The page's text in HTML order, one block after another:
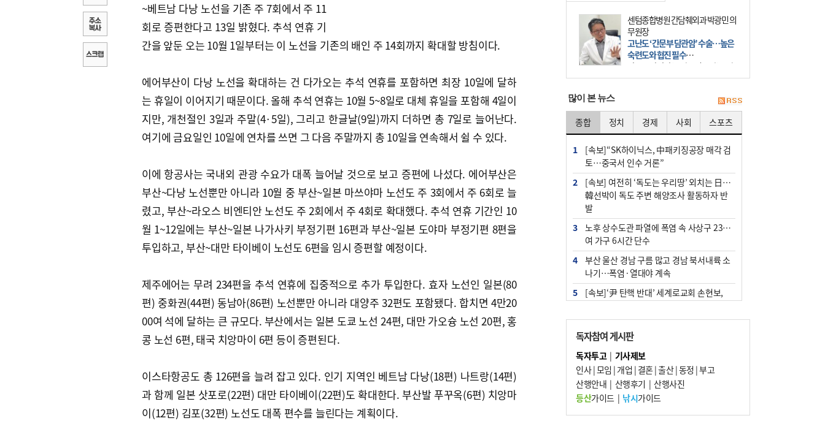
~베트남 다낭 노선을 기존 주 7회에서 주 11
회로 증편한다고 13일 밝혔다. 추석 연휴 기
간을 앞둔 오는 10월 1일부터는 이 노선을 기존의 배인 주 14회까지 확대할 방침이다.
에어부산이 다낭 노선을 확대하는 건 다가오는 추석 연휴를 포함하면 최장 10일에 달하
는 휴일이 이어지기 때문이다. 올해 추석 연휴는 10월 5~8일로 대체 휴일을 포함해 4일이
지만, 개천절인 3일과 주말(4·5일), 그리고 한글날(9일)까지 더하면 총 7일로 늘어난다.
여기에 금요일인 10일에 연차를 쓰면 그 다음 주말까지 총 10일을 연속해서 쉴 수 있다.
이에 항공사는 국내외 관광 수요가 대폭 늘어날 것으로 보고 증편에 나섰다. 에어부산은
부산~다낭 노선뿐만 아니라 10월 중 부산~일본 마쓰야마 노선도 주 3회에서 주 6회로 늘
렸고, 부산~라오스 비엔티안 노선도 주 2회에서 주 4회로 확대했다. 추석 연휴 기간인 10
월 1~12일에는 부산~일본 나가사키 부정기편 16편과 부산~일본 도야마 부정기편 8편을
투입하고, 부산~대만 타이베이 노선도 6편을 임시 증편할 예정이다.
제주에어는 무려 234편을 추석 연휴에 집중적으로 추가 투입한다. 효자 노선인 일본(80
편) 중화권(44편) 동남아(86편) 노선뿐만 아니라 대양주 32편도 포함됐다. 합치면 4만20
00여 석에 달하는 큰 규모다. 부산에서는 일본 도쿄 노선 24편, 대만 가오슝 노선 20편, 홍
콩 노선 6편, 태국 치앙마이 6편 등이 증편된다.
이스타항공도 총 126편을 늘려 잡고 있다. 인기 지역인 베트남 다낭(18편) 나트랑(14편)
과 함께 일본 삿포로(22편) 대만 타이베이(22편)도 확대한다. 부산발 푸꾸옥(6편) 치앙마
이(12편) 김포(32편) 노선도 대폭 편수를 늘린다는 계획이다.
센텀종합병원 간담췌외과 박광민 의
무원장
고난도 ‘간문부 담관암’ 수술…높은
숙련도와 협진 필수
간문부 담관암(클라츠킨 종양)은 좌
우 간에서 나오는, 담관(담즙 배출 경
部)’에 생기는 악성 종양이다. 간동맥
문맥 림프절 담
많이 본 뉴스
종합 정치 경제 사회 스포츠
1
[속보]“SK하이닉스, 中패키징공장 매각 검
토…중국서 인수 거론”
2
[속보] 여전히 ‘독도는 우리땅’ 외치는 日…
韓선박이 독도 주변 해양조사 활동하자 반
발
3
노후 상수도관 파열에 폭염 속 사상구 2300
여 가구 6시간 단수
4
부산 울산 경남 구름 많고 경남 북서내륙 소
나기…폭염·열대야 계속
5
[속보]‘尹 탄핵 반대’ 세계로교회 손현보,
군사기밀 유출자 색출 지시
7
부산 주유소 휘발유 평균가 ℓ당 1849원…
전주보다 3원 ↓
8
[속보] ‘심판 성접대’ 논란 축구협회 공식 사
과…“현재는 부적절 행위 없어”
독자참여 게시판
독자투고| 기사제보
인사|모임 | 개업 | 결혼|출산|동정 |부고
산행안내 | 산행후기 | 산행사진
등산가이드| 낚시가이드